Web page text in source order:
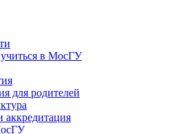
в МосГУ
для родителей
аккредитация